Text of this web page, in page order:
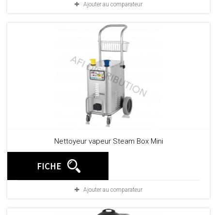
Ajouter au comparateur
Nettoyeur vapeur Steam Box Mini
FICHE
Ajouter au comparateur